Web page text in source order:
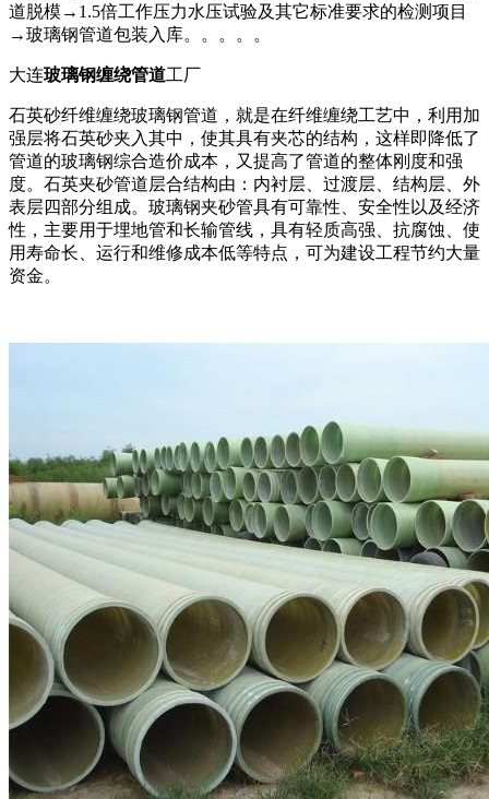
道脱模→1.5倍工作压力水压试验及其它标准要求的检测项目
→玻璃钢管道包装入库。。。。。
大连玻璃钢缠绕管道工厂
石英砂纤维缠绕玻璃钢管道，就是在纤维缠绕工艺中，利用加
强层将石英砂夹入其中，使其具有夹芯的结构，这样即降低了
管道的玻璃钢综合造价成本，又提高了管道的整体刚度和强
度。石英夹砂管道层合结构由：内衬层、过渡层、结构层、外
表层四部分组成。玻璃钢夹砂管具有可靠性、安全性以及经济
性，主要用于埋地管和长输管线，具有轻质高强、抗腐蚀、使
用寿命长、运行和维修成本低等特点，可为建设工程节约大量
资金。